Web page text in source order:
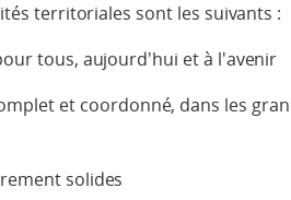
territoriales sont les suivants :
tous, aujourd'hui et à l'avenir
et coordonné, dans les
solides